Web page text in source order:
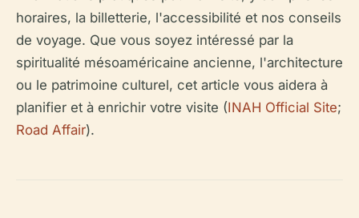
horaires, la billetterie, l'accessibilité et nos conseils
de voyage. Que vous soyez intéressé par la
spiritualité mésoaméricaine ancienne, l'architecture
ou le patrimoine culturel, cet article vous aidera à
planifier et à enrichir votre visite (INAH Official Site;
Road Affair).